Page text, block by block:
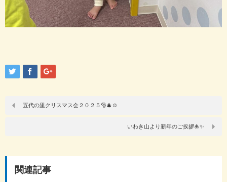
五代の里クリスマス会２０２５🎅🎄☺
いわき山より新年のご挨拶🎍✨
関連記事